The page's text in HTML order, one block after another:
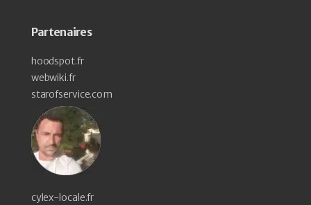
Partenaires
hoodspot.fr
webwiki.fr
starofservice.com
cylex-locale.fr